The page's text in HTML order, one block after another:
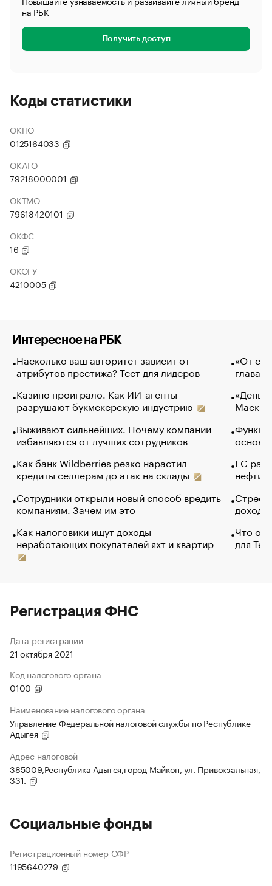
на РБК
Получить доступ
Коды статистики
ОКПО
0125164033
ОКАТО
79218000001
ОКТМО
79618420101
ОКФС
16
ОКОГУ
4210005
Интересное на РБК
Насколько ваш авторитет зависит от
атрибутов престижа? Тест для лидеров
Казино проиграло. Как ИИ-агенты
разрушают букмекерскую индустрию
Выживают сильнейших. Почему компании
избавляются от лучших сотрудников
Как банк Wildberries резко нарастил
кредиты селлерам до атак на склады
Сотрудники открыли новый способ вредить
компаниям. Зачем им это
Как налоговики ищут доходы
неработающих покупателей яхт и квартир
«От
глава
Маск в
основ
ЕС
нефти
Что
для
Регистрация ФНС
Дата регистрации
21 октября 2021
Код налогового органа
0100
Наименование налогового органа
Управление Федеральной налоговой службы по Республике
Адыгея
Адрес налоговой
385009,Республика Адыгея,город Майкоп, ул. Привокзальная,
331.
Социальные фонды
Регистрационный номер СФР
1195640279